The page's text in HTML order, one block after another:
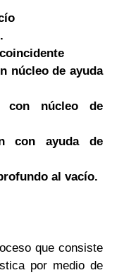
núcleo de ayuda
con núcleo de
con ayuda de
al vacío.
que consiste
por medio de